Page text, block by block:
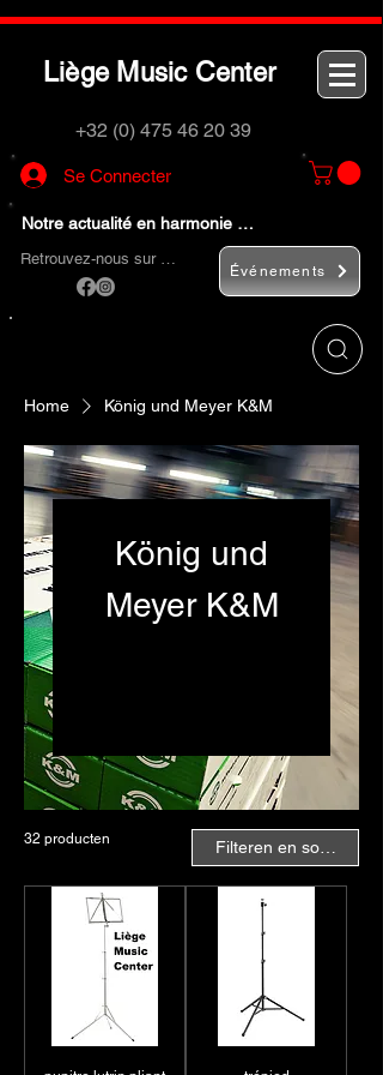
Liège M usic Center
+32 (0) 475 46 20 39
Se Connecter
Notre actualité en harmonie …
Retrouvez-nous sur …
Événements
Home König und Meyer K&M
König und
Meyer K&M
supports pour instruments
à vent, stands de pianos
et de claviers, ainsi que
des solutions multimédia.
Les supports pour
instruments à vent sont
conçus pour offrir une
stabilité optimale et
protéger vos instruments
tout en facilitant leur
32 producten Filteren en sorteren